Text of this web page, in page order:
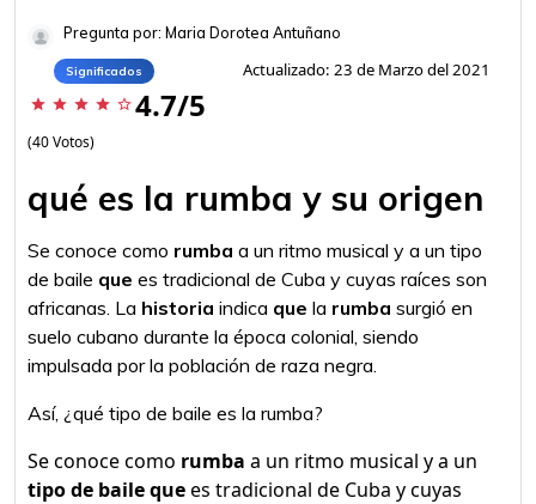
Pregunta por: Maria Dorotea Antuñano
Significados Actualizado: 23 de Marzo del 2021
star star star star star_border 4.7/5
(40 Votos)
qué es la rumba y su origen
Se conoce como rumba a un ritmo musical y a un tipo
de baile que es tradicional de Cuba y cuyas raíces son
africanas. La historia indica que la rumba surgió en
suelo cubano durante la época colonial, siendo
impulsada por la población de raza negra.
Así, ¿qué tipo de baile es la rumba?
Se conoce como rumba a un ritmo musical y a un
tipo de baile quees tradicional de Cuba y cuyas